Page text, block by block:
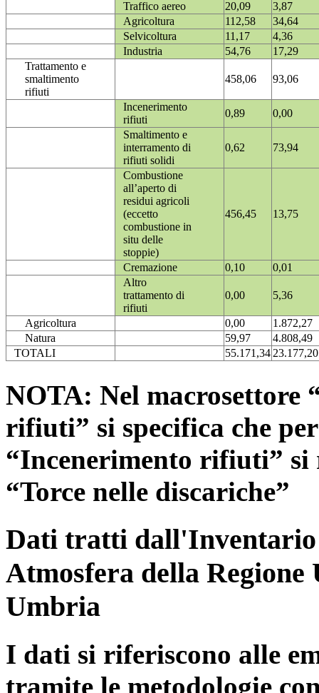
Traffico aereo 20,09
3,87
Agricoltura
112,58
34,64
Selvicoltura
11,17
4,36
Industria
54,76
17,29
Trattamento e
smaltimento
rifiuti
458,06 93,06
Incenerimento
rifiuti
0,89
0,00
Smaltimento e
interramento di
rifiuti solidi
0,62 73,94
Combustione
all’aperto di
residui agricoli
(eccetto
combustione in
situ delle
stoppie)
456,45 13,75
Cremazione 0,10
0,01
Altro
trattamento di
rifiuti
0,00 5,36
Agricoltura 0,00
1.872,27
Natura
59,97
4.808,49
TOTALI
55.171,3423.177,20
NOTA: Nel macrosettore
rifiuti” si specifica che
“Incenerimento rifiuti”
“Torce nelle discariche”
Dati tratti dall'Inventario
Atmosfera della
Umbria
I dati si riferiscono alle
tramite le metodologie